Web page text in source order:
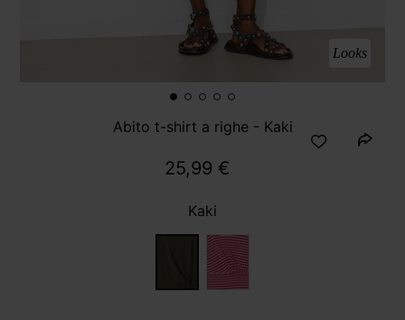
Looks
Abito t-shirt a righe - Kaki
25,99 €
Kaki